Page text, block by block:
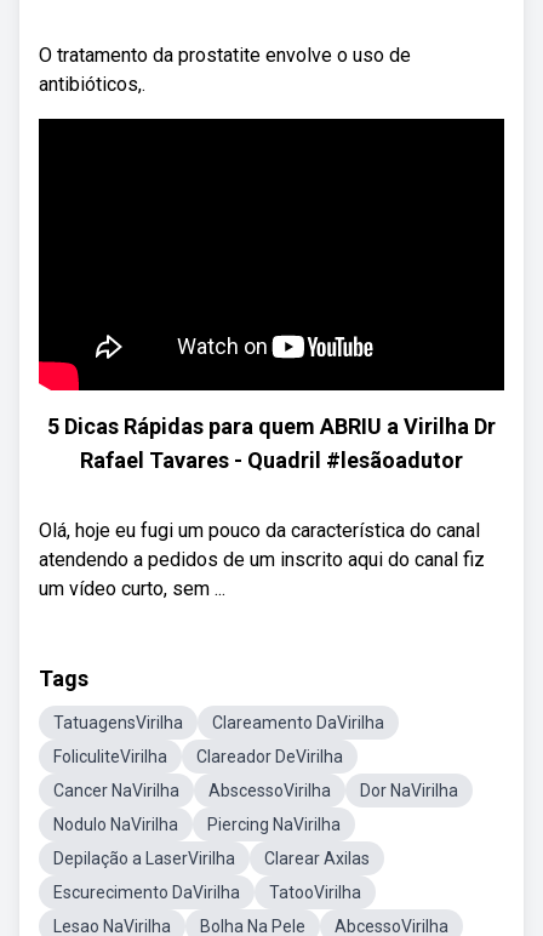
O tratamento da prostatite envolve o uso de
antibióticos,.
5 Dicas Rápidas para quem ABRIU a Virilha Dr
Rafael Tavares - Quadril #lesãoadutor
Olá, hoje eu fugi um pouco da característica do canal
atendendo a pedidos de um inscrito aqui do canal fiz
um vídeo curto, sem ...
Tags
TatuagensVirilha
Clareamento DaVirilha
FoliculiteVirilha
Clareador DeVirilha
Cancer NaVirilha
AbscessoVirilha
Dor NaVirilha
Nodulo NaVirilha
Piercing NaVirilha
Depilação a LaserVirilha
Clarear Axilas
Escurecimento DaVirilha
TatooVirilha
Lesao NaVirilha
Bolha Na Pele AbcessoVirilha